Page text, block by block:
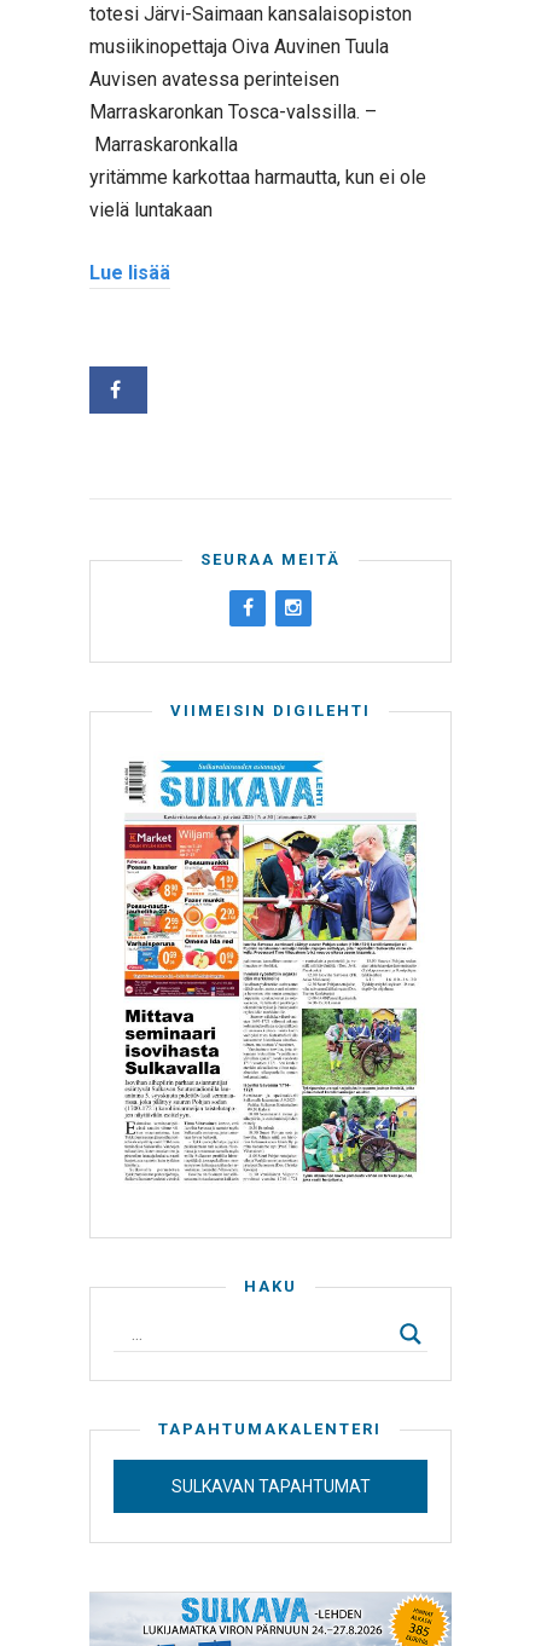
totesi Järvi-Saimaan kansalaisopiston
musiikinopettaja Oiva Auvinen Tuula
Auvisen avatessa perinteisen
Marraskaronkan Tosca-valssilla. –
Marraskaronkalla
yritämme karkottaa harmautta, kun ei ole
vielä luntakaan
Lue lisää
SEURAA MEITÄ
VIIMEISIN DIGILEHTI
HAKU
TAPAHTUMAKALENTERI
SULKAVAN TAPAHTUMAT